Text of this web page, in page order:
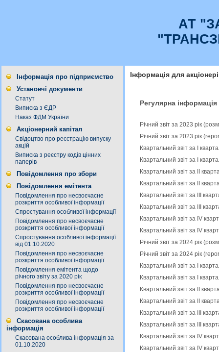
АТ
Інформація про підприємство
Установчі документи
Статут
Виписка з ЄДР
Наказ ФДМ України
Акціонерний капітал
Свідоцтво про реєстрацію випуску
акцій
Виписка з реєстру кодів цінних
паперів
Повідомлення про збори
Повідомлення емітента
Повідомлення про несвоєчасне
розкриття особливої інформації
Спростування особливої інформації
Повідомлення про несвоєчасне
розкриття особливої інформації
Спростування особливої інформації
від 01.10.2020
Повідомлення про несвоєчасне
розкриття особливої інформації
Повідомлення емітента щодо
річного звіту за 2020 рік
Повідомлення про несвоєчасне
розкриття особливої інформації
Повідомлення про несвоєчасне
розкриття особливої інформації
Скасована особлива
інформація
Скасована особлива інформація за
01.10.2020
Інформація для
Регулярна інформація
Річний звіт за 2023 рік
Річний звіт за 2023 рік
Квартальний звіт за І
Квартальний звіт за І
Квартальний звіт за ІІ
Квартальний звіт за ІІ
Квартальний звіт за IІІ
Квартальний звіт за ІIІ
Квартальний звіт за IV
Квартальний звіт за ІV
Річний звіт за 2024 рік
Річний звіт за 2024 рік
Квартальний звіт за І
Квартальний звіт за І
Квартальний звіт за ІІ
Квартальний звіт за ІІ
Квартальний звіт за ІIІ
Квартальний звіт за ІІІ
Квартальний звіт за ІV
Квартальний звіт за ІV